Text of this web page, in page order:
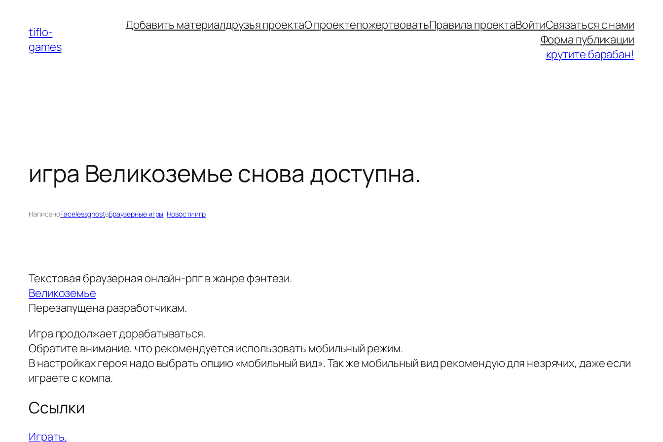
содержимому
tiflo-
games
Добавить материалдрузья проектаО проектепожертвоватьПравила проектаВойтиСвязаться с нами
Форма публикации
крутите барабан!
игра Великоземье снова доступна.
НаписаноFacelessghostвБраузерные игры, Новости игр
Текстовая браузерная онлайн-рпг в жанре фэнтези.
Великоземье
Перезапущена разработчикам.
Игра продолжает дорабатываться.
Обратите внимание, что рекомендуется использовать мобильный режим.
В настройках героя надо выбрать опцию «мобильный вид». Так же мобильный вид рекомендую для незрячих, даже если
играете с компа.
Ссылки
Играть.